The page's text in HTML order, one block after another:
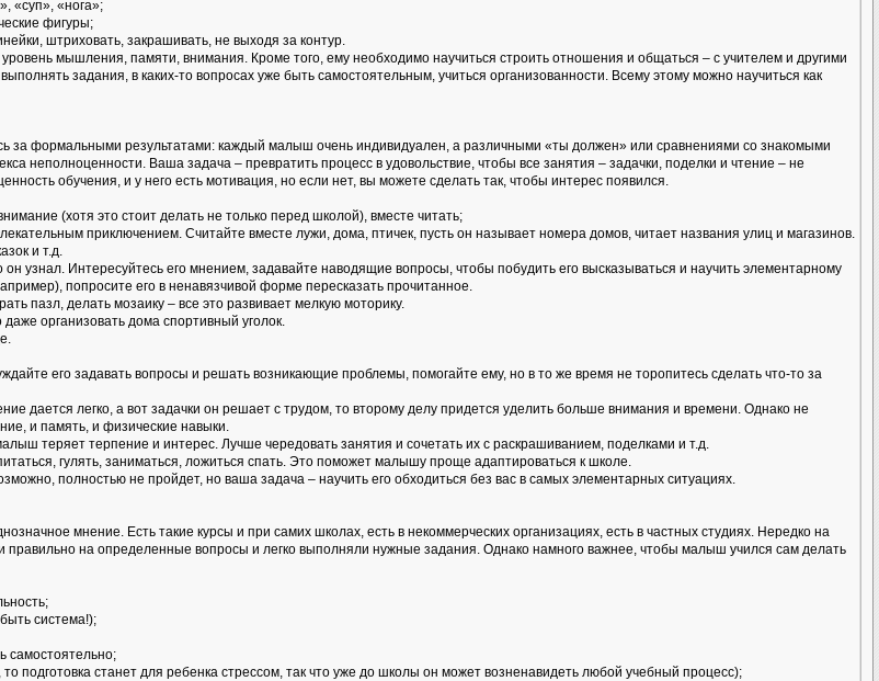
«суп», «нога»;
фигуры;
штриховать, закрашивать, не выходя за контур.
мышления, памяти, внимания. Кроме того, ему необходимо научиться строить отношения и общаться – с учителем и другими
задания, в каких-то вопросах уже быть самостоятельным, учиться организованности. Всему этому можно научиться как
за формальными результатами: каждый малыш очень индивидуален, а различными «ты должен» или сравнениями со знакомыми
неполноценности. Ваша задача – превратить процесс в удовольствие, чтобы все занятия – задачки, поделки и чтение – не
обучения, и у него есть мотивация, но если нет, вы можете сделать так, чтобы интерес появился.
(хотя это стоит делать не только перед школой), вместе читать;
приключением. Считайте вместе лужи, дома, птичек, пусть он называет номера домов, читает названия улиц и магазинов.
и т.д.
узнал. Интересуйтесь его мнением, задавайте наводящие вопросы, чтобы побудить его высказываться и научить элементарному
попросите его в ненавязчивой форме пересказать прочитанное.
пазл, делать мозаику – все это развивает мелкую моторику.
организовать дома спортивный уголок.
его задавать вопросы и решать возникающие проблемы, помогайте ему, но в то же время не торопитесь сделать что-то за
дается легко, а вот задачки он решает с трудом, то второму делу придется уделить больше внимания и времени. Однако не
и память, и физические навыки.
теряет терпение и интерес. Лучше чередовать занятия и сочетать их с раскрашиванием, поделками и т.д.
гулять, заниматься, ложиться спать. Это поможет малышу проще адаптироваться к школе.
полностью не пройдет, но ваша задача – научить его обходиться без вас в самых элементарных ситуациях.
мнение. Есть такие курсы и при самих школах, есть в некоммерческих организациях, есть в частных студиях. Нередко на
правильно на определенные вопросы и легко выполняли нужные задания. Однако намного важнее, чтобы малыш учился сам делать
система!);
самостоятельно;
подготовка станет для ребенка стрессом, так что уже до школы он может возненавидеть любой учебный процесс);